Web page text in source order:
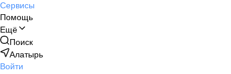
Сервисы
Помощь
Ещё
Поиск
Алатырь
Войти